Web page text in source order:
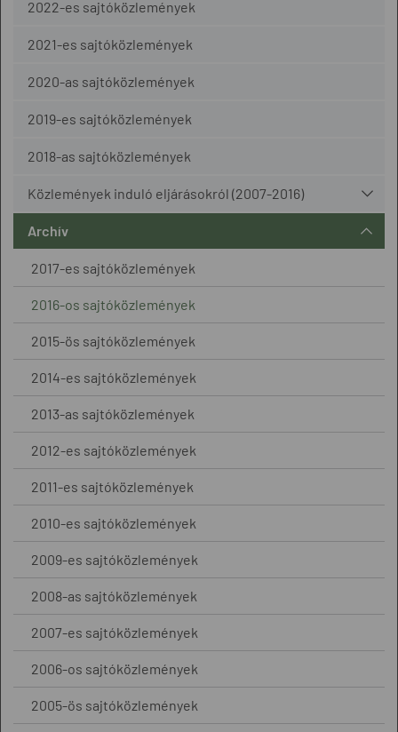
2022-es sajtóközlemények
2021-es sajtóközlemények
2020-as sajtóközlemények
2019-es sajtóközlemények
2018-as sajtóközlemények
Közlemények induló eljárásokról (2007-2016)
Archív
2017-es sajtóközlemények
2016-os sajtóközlemények
2015-ös sajtóközlemények
2014-es sajtóközlemények
2013-as sajtóközlemények
2012-es sajtóközlemények
2011-es sajtóközlemények
2010-es sajtóközlemények
2009-es sajtóközlemények
2008-as sajtóközlemények
2007-es sajtóközlemények
2006-os sajtóközlemények
2005-ös sajtóközlemények